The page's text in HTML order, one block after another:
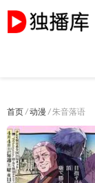
首页 / 动漫 / 朱音落语